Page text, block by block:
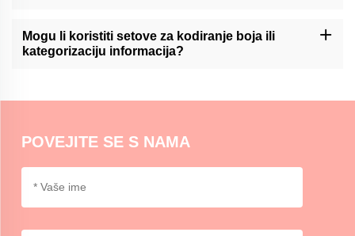
sredstvo za pisanje dnevnika ili organizaciju planera,
omogućavajući korisnicima lako dodavanje i pomicanje bilješaka
unutar svojih rasporeda.
Mogu li koristiti setove za kodiranje boja ili
kategorizaciju informacija?
način razlikovanja i naglašavanja važnih detalja.
POVEJITE SE S NAMA